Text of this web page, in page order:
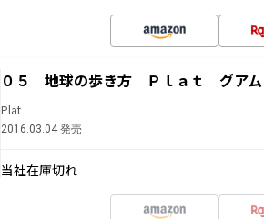
０５ 地球の歩き方 Ｐｌａｔ グアム
Plat
2016.03.04 発売
当社在庫切れ